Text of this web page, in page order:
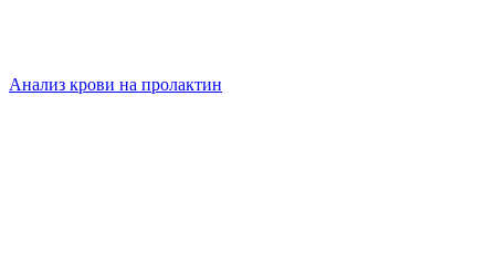
Анализ крови на пролактин